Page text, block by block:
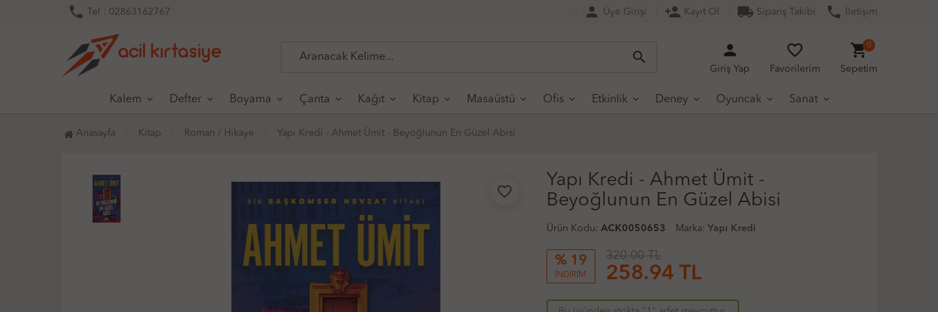
phone Tel : 02863162767 person Üye Girişi person_add Kayıt Ol local_shipping Sipariş Takibi phone İletişim
search person
Giriş Yap
favorite_border
Favorilerim
shopping_cart
Sepetim
0
Kalem Defter Boyama Çanta Kağıt Kitap Masaüstü Ofis Etkinlik Deney Oyuncak Sanat
Anasayfa Kitap Roman / Hikaye Yapı Kredi - Ahmet Ümit - Beyoğlunun En Güzel Abisi
favorite_border
Yapı Kredi - Ahmet Ümit -
Beyoğlunun En Güzel Abisi
Ürün Kodu: ACK0050653 Marka: Yapı Kredi
% 19
İNDİRİM
320.00 TL
258.94 TL